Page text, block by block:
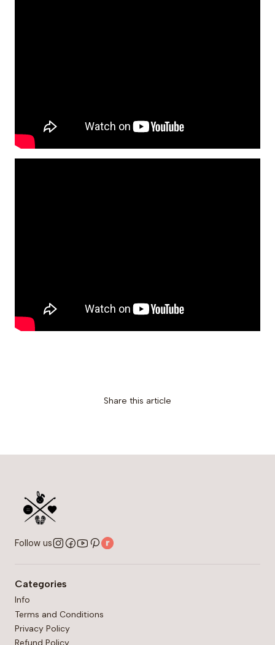
Share this article
Follow us
Categories
Info
Terms and Conditions
Privacy Policy
Refund Policy